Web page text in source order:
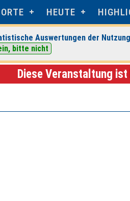
ORTE HEUTE
Auswertungen der
bitte nicht> Veranstaltungsdetails
Diese Veranstaltung